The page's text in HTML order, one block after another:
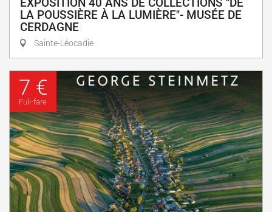
LA POUSSIÈRE À LA LUMIÈRE"- MUSÉE DE
CERDAGNE
Sainte-Léocadie
7 €
Full-fare